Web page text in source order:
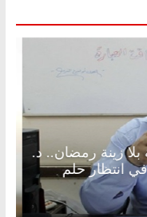
بلا زينة رمضان.. د.
في انتظار حلم